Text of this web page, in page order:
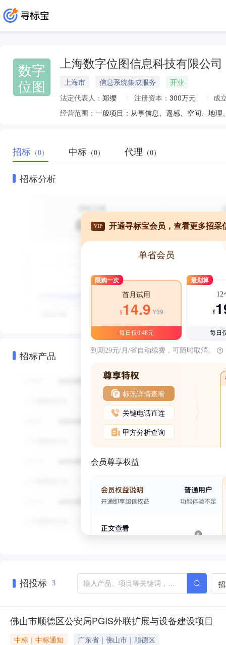
数字
位图
上海数字位图信息科技有限公司
上海市 信息系统集成服务
开业
法定代表人： 郑缨 注册资本： 300万元
成
经营范围：
招标 （0） 中标 （0） 代理 （0）
招标分析
招标产品
VIP 开通寻标宝会员，查看更多招采
单省会员
限购一次
首月试用
¥14.9 ¥39
每日仅0.48元
最划算
12
¥
每日
到期29元/月/省自动续费，可随时取消。
标讯详情查看
关键电话直连
甲方分析查询
会员尊享权益
招投标 3
佛山市顺德区公安局PGIS外联扩展与设备建设项目
中标｜中标通知
广东省｜佛山市｜顺德区